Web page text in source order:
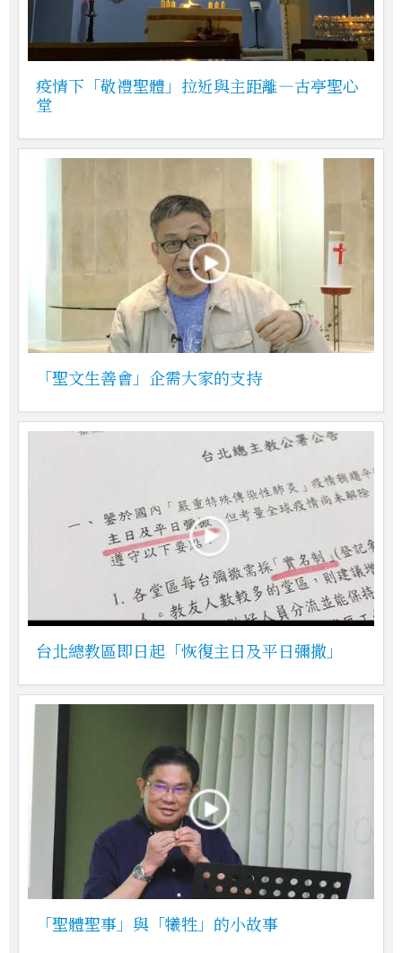
疫情下「敬禮聖體」拉近與主距離—古亭聖心
堂
「聖文生善會」企需大家的支持
台北總教區即日起「恢復主日及平日彌撒」
「聖體聖事」與「犧牲」的小故事